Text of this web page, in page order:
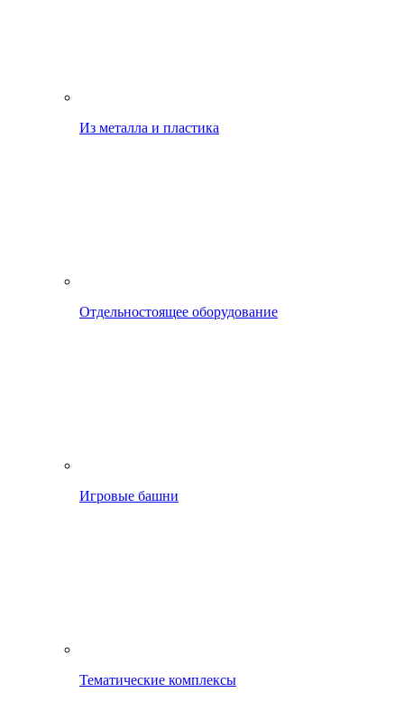
Из металла и пластика
Отдельностоящее оборудование
Игровые башни
Тематические комплексы